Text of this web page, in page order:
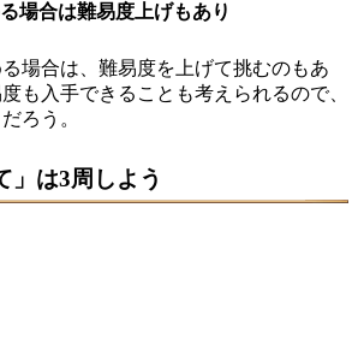
場合は難易度上げもあり
場合は、難易度を上げて挑むのもあ
も入手できることも考えられるので、
ろう。
」は3周しよう